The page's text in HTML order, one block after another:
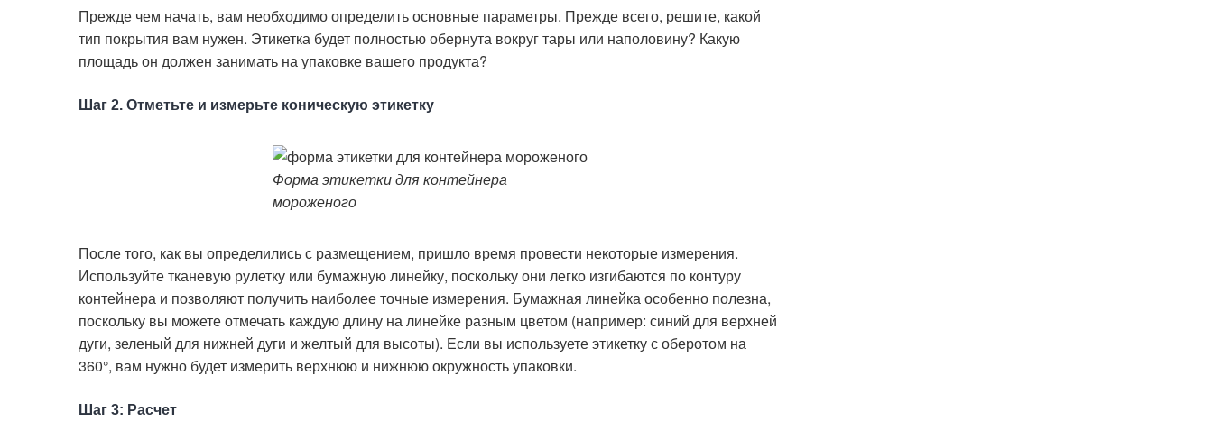
Прежде чем начать, вам необходимо определить основные параметры. Прежде всего, решите, какой
тип покрытия вам нужен. Этикетка будет полностью обернута вокруг тары или наполовину? Какую
площадь он должен занимать на упаковке вашего продукта?
Шаг 2. Отметьте и измерьте коническую этикетку
Форма этикетки для контейнера
мороженого
После того, как вы определились с размещением, пришло время провести некоторые измерения.
Используйте тканевую рулетку или бумажную линейку, поскольку они легко изгибаются по контуру
контейнера и позволяют получить наиболее точные измерения. Бумажная линейка особенно полезна,
поскольку вы можете отмечать каждую длину на линейке разным цветом (например: синий для верхней
дуги, зеленый для нижней дуги и желтый для высоты). Если вы используете этикетку с оберотом на
360°, вам нужно будет измерить верхнюю и нижнюю окружность упаковки.
Шаг 3: Расчет